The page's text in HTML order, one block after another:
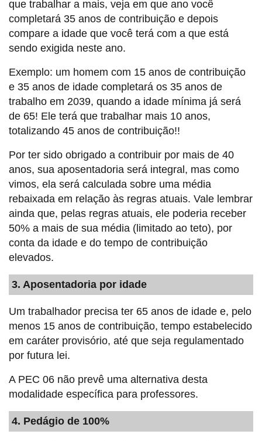
que trabalhar a mais, veja em que ano você
completará 35 anos de contribuição e depois
compare a idade que você terá com a que está
sendo exigida neste ano.
Exemplo: um homem com 15 anos de contribuição
e 35 anos de idade completará os 35 anos de
trabalho em 2039, quando a idade mínima já será
de 65! Ele terá que trabalhar mais 10 anos,
totalizando 45 anos de contribuição!!
Por ter sido obrigado a contribuir por mais de 40
anos, sua aposentadoria será integral, mas como
vimos, ela será calculada sobre uma média
rebaixada em relação às regras atuais. Vale lembrar
ainda que, pelas regras atuais, ele poderia receber
50% a mais de sua média (limitado ao teto), por
conta da idade e do tempo de contribuição
elevados.
3. Aposentadoria por idade
Um trabalhador precisa ter 65 anos de idade e, pelo
menos 15 anos de contribuição, tempo estabelecido
em caráter provisório, até que seja regulamentado
por futura lei.
A PEC 06 não prevê uma alternativa desta
modalidade específica para professores.
4. Pedágio de 100%